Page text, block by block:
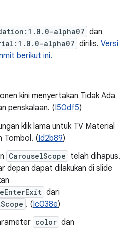
alpha07 dan
alpha07 dirilis. Versi
berikut ini.
kini menyertakan Tidak Ada
penskalaan. (I50df5)
klik lama untuk TV Material
Tombol. (Id2b89)
CarouselScope telah dihapus.
depan dapat dilakukan di slide
dari
. (Ic038e)
color dan